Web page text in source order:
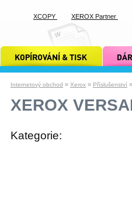
Internetový obchod » Xerox » Příslušenství »
XEROX
Kategorie:
kopírování a tisk xcopy dárkové
XCOPY XEROX Partner